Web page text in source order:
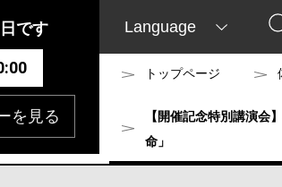
です
を見る
Language
トップページ
【開催記念特別講演
命」